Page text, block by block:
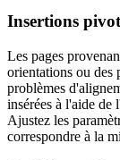
Insertions
Les pages
orientations ou des
problèmes
insérées à l'aide de
Ajustez les
correspondre à la